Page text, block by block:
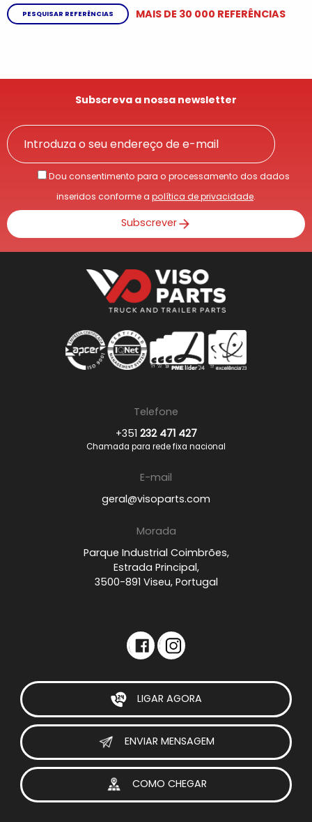
PESQUISAR REFERÊNCIAS MAIS DE 30 000 REFERÊNCIAS
Subscreva a nossa newsletter
Dou consentimento para o processamento dos dados
inseridos conforme a política de privacidade.
Subscrever
Telefone
+351 232 471 427
Chamada para rede fixa nacional
E-mail
geral@visoparts.com
Morada
Parque Industrial Coimbrões,
Estrada Principal,
3500-891 Viseu, Portugal
LIGAR AGORA
ENVIAR MENSAGEM
COMO CHEGAR